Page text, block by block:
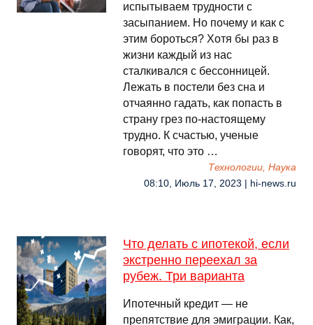
испытываем трудности с
засыпанием. Но почему и как с
этим бороться? Хотя бы раз в
жизни каждый из нас
сталкивался с бессонницей.
Лежать в постели без сна и
отчаянно гадать, как попасть в
страну грез по-настоящему
трудно. К счастью, ученые
говорят, что это …
Технологии, Наука
08:10, Июль 17, 2023 | hi-news.ru
Что делать с ипотекой, если
экстренно переехал за
рубеж. Три варианта
Ипотечный кредит — не
препятствие для эмиграции. Как,